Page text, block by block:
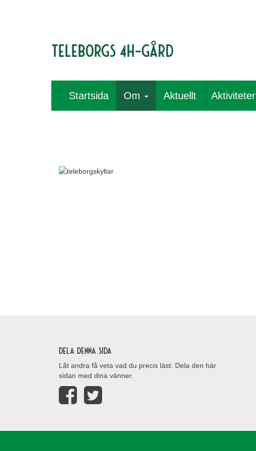
Teleborgs 4H-gård
Startsida Om Aktuellt Aktiviteter
Dela denna sida
Låt andra få veta vad du precis läst. Dela den här
sidan med dina vänner.